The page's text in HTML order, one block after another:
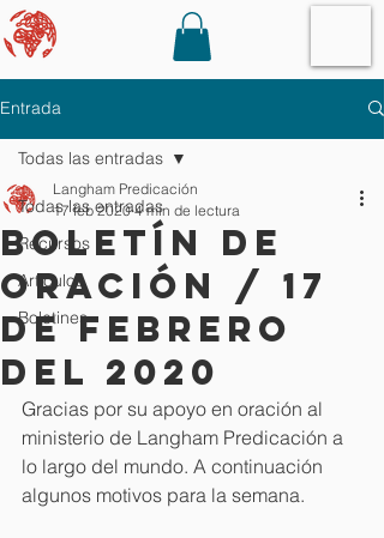
Entrada
Todas las entradas
Recursos
Artículos
Boletines
Todas las entradas
Boletín de
oración / 17
de febrero
del 2020
Langham Predicación
17 feb 2020 4 min de lectura
Gracias por su apoyo en oración al
ministerio de Langham Predicación a
lo largo del mundo. A continuación
algunos motivos para la semana.